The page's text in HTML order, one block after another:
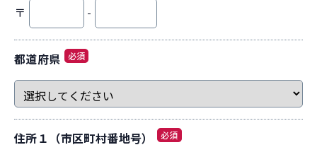
〒 -
都道府県 必須
住所１（市区町村番地号） 必須